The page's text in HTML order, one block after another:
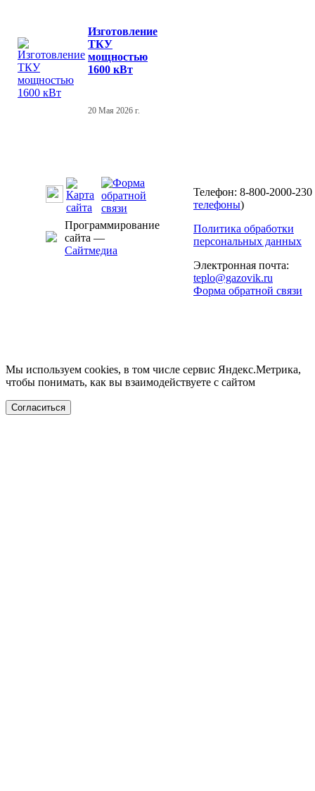
Изготовление
ТКУ
мощностью
1600 кВт
20 Мая 2026 г.
Программирование
сайта —
Сайтмедиа
Телефон: 8-800-2000-230
телефоны)
Политика обработки
персональных данных
Электронная почта:
teplo@gazovik.ru
Форма обратной связи
Мы используем cookies, в том числе сервис Яндекс.Метрика,
чтобы понимать, как вы взаимодействуете с сайтом
Согласиться